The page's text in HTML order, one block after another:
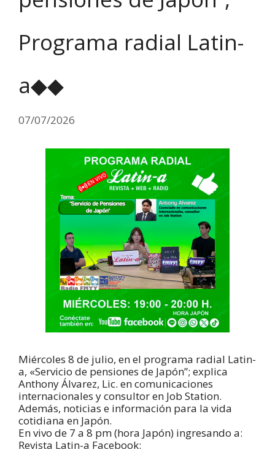
Programa radial Latin-
a◆◆
07/07/2026
Miércoles 8 de julio, en el programa radial Latin-
a, «Servicio de pensiones de Japón”; explica
Anthony Álvarez, Lic. en comunicaciones
internacionales y consultor en Job Station.
Además, noticias e información para la vida
cotidiana en Japón.
En vivo de 7 a 8 pm (hora Japón) ingresando a:
Revista Latin-a Facebook: